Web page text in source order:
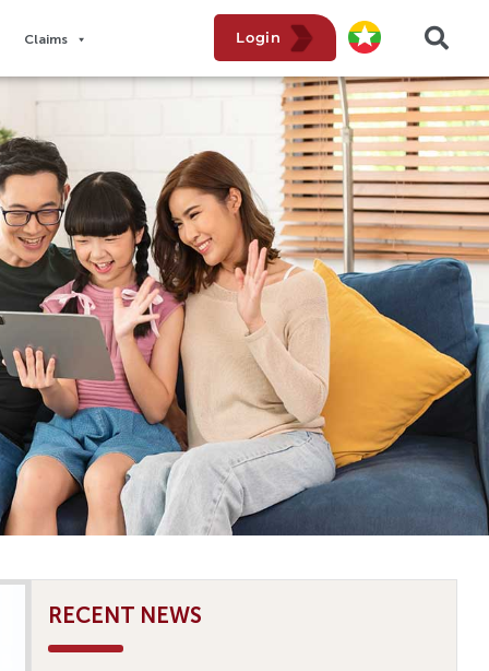
Claims Login
RECENT NEWS